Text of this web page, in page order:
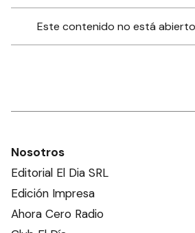
Este contenido no está
Nosotros
Editorial El Dia SRL
Edición Impresa
Ahora Cero Radio